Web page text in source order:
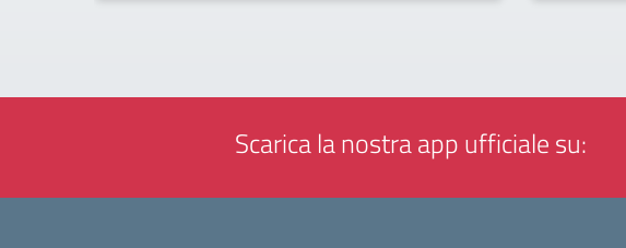
Scarica la nostra app ufficiale su: